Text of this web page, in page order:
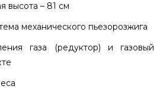
высота – 81 см
механического пьезорозжига
газа (редуктор) и газовый